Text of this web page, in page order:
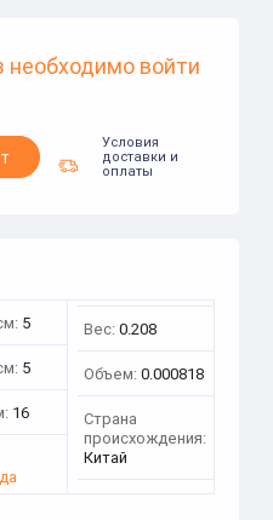
необходимо войти
Условия
доставки и
оплаты
5
5
16
Вес: 0.208
Объем: 0.000818
Страна
происхождения:
Китай